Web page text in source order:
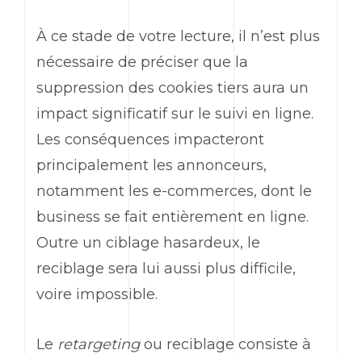
À ce stade de votre lecture, il n’est plus
nécessaire de préciser que la
suppression des cookies tiers aura un
impact significatif sur le suivi en ligne.
Les conséquences impacteront
principalement les annonceurs,
notamment les e-commerces, dont le
business se fait entièrement en ligne.
Outre un ciblage hasardeux, le
reciblage sera lui aussi plus difficile,
voire impossible.
Le retargetingou reciblage consiste à